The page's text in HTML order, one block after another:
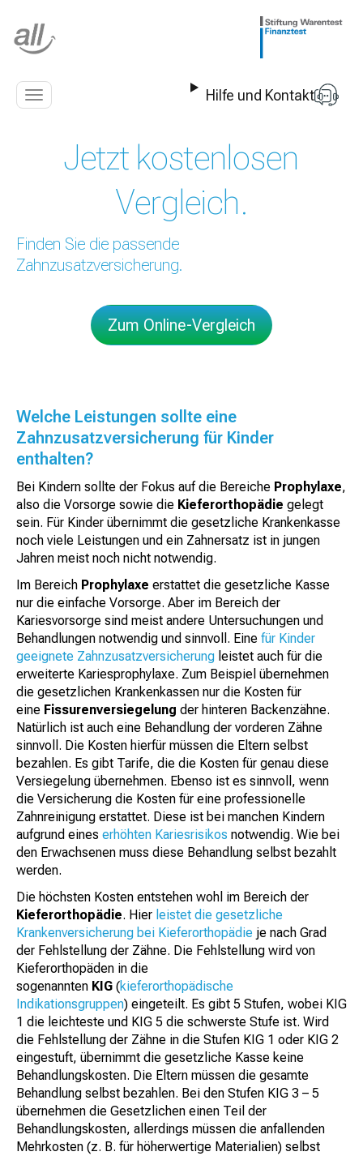
Navigation
Hilfe und Kontakt
Jetzt kostenlosen
Vergleich.
Finden Sie die passende
Zahnzusatzversicherung.
Zum Online-Vergleich
Welche Leistungen sollte eine
Zahnzusatzversicherung für Kinder
enthalten?
Bei Kindern sollte der Fokus auf die Bereiche Prophylaxe,
also die Vorsorge sowie die Kieferorthopädie gelegt
sein. Für Kinder übernimmt die gesetzliche Krankenkasse
noch viele Leistungen und ein Zahnersatz ist in jungen
Jahren meist noch nicht notwendig.
Im Bereich Prophylaxe erstattet die gesetzliche Kasse
nur die einfache Vorsorge. Aber im Bereich der
Kariesvorsorge sind meist andere Untersuchungen und
Behandlungen notwendig und sinnvoll. Eine für Kinder
geeignete Zahnzusatzversicherung leistet auch für die
erweiterte Kariesprophylaxe. Zum Beispiel übernehmen
die gesetzlichen Krankenkassen nur die Kosten für
eine Fissurenversiegelung der hinteren Backenzähne.
Natürlich ist auch eine Behandlung der vorderen Zähne
sinnvoll. Die Kosten hierfür müssen die Eltern selbst
bezahlen. Es gibt Tarife, die die Kosten für genau diese
Versiegelung übernehmen. Ebenso ist es sinnvoll, wenn
die Versicherung die Kosten für eine professionelle
Zahnreinigung erstattet. Diese ist bei manchen Kindern
aufgrund eines erhöhten Kariesrisikos notwendig. Wie bei
den Erwachsenen muss diese Behandlung selbst bezahlt
werden.
Die höchsten Kosten entstehen wohl im Bereich der
Kieferorthopädie. Hier leistet die gesetzliche
Krankenversicherung bei Kieferorthopädie je nach Grad
der Fehlstellung der Zähne. Die Fehlstellung wird von
Kieferorthopäden in die
sogenannten KIG (kieferorthopädische
Indikationsgruppen) eingeteilt. Es gibt 5 Stufen, wobei KIG
1 die leichteste und KIG 5 die schwerste Stufe ist. Wird
die Fehlstellung der Zähne in die Stufen KIG 1 oder KIG 2
eingestuft, übernimmt die gesetzliche Kasse keine
Behandlungskosten. Die Eltern müssen die gesamte
Behandlung selbst bezahlen. Bei den Stufen KIG 3 – 5
übernehmen die Gesetzlichen einen Teil der
Behandlungskosten, allerdings müssen die anfallenden
Mehrkosten (z. B. für höherwertige Materialien) selbst